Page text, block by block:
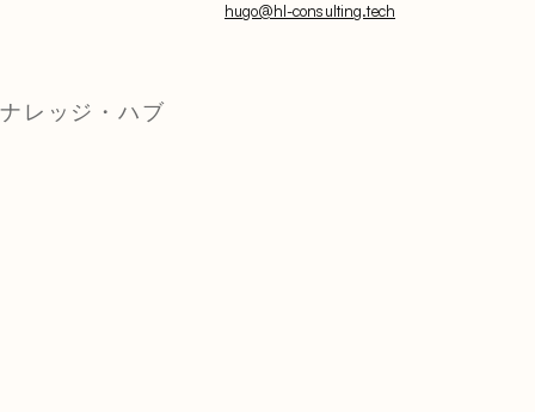
hugo@hl-consulting.tech
ナレッジ・ハブ